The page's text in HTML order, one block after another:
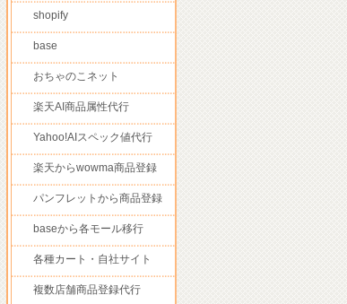
shopify
base
おちゃのこネット
楽天AI商品属性代行
Yahoo!AIスペック値代行
楽天からwowma商品登録
パンフレットから商品登録
baseから各モール移行
各種カート・自社サイト
複数店舗商品登録代行